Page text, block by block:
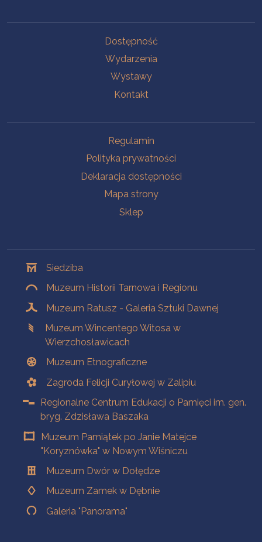
Dostępność
Wydarzenia
Wystawy
Kontakt
Regulamin
Polityka prywatności
Deklaracja dostępności
Mapa strony
Sklep
Siedziba
Muzeum Historii Tarnowa i Regionu
Muzeum Ratusz - Galeria Sztuki Dawnej
Muzeum Wincentego Witosa w
Wierzchosławicach
Muzeum Etnograficzne
Zagroda Felicji Curyłowej w Zalipiu
Regionalne Centrum Edukacji o Pamięci im. gen.
bryg. Zdzisława Baszaka
Muzeum Pamiątek po Janie Matejce
"Koryznówka" w Nowym Wiśniczu
Muzeum Dwór w Dołędze
Muzeum Zamek w Dębnie
Galeria "Panorama"